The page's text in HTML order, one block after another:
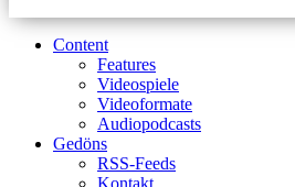
Content
Features
Videospiele
Videoformate
Audiopodcasts
Gedöns
RSS-Feeds